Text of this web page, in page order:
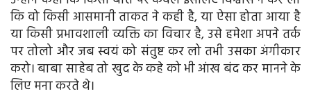
कि वो किसी आसमानी ताकत ने कही है, या ऐसा होता आया है
या किसी प्रभावशाली व्यक्ति का विचार है, उसे हमेशा अपने तर्क
पर तोलो और जब स्वयं को संतुष्ट कर लो तभी उसका अंगीकार
करो। बाबा साहेब तो खुद के कहे को भी आंख बंद कर मानने के
लिए मना करते थे।